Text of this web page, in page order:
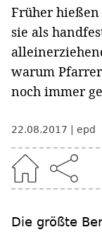
Früher
sie als
warum
noch immer
22.08.2017 epd
Die größte